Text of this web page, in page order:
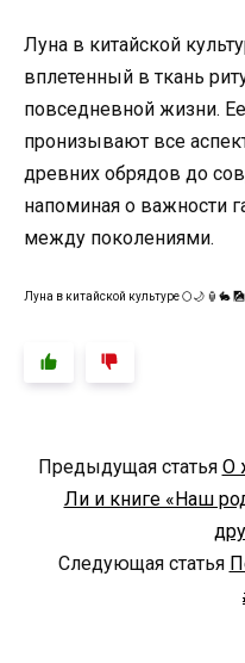
Луна в китайской
вплетенный в ткань
повседневной жизни.
пронизывают все
древних обрядов до
напоминая о важности
между поколениями.
Луна в китайской культуре 🌕🌙 🏮🐇 🎑
Предыдущая статья О
Ли и книге «Наш
Следующая статья